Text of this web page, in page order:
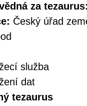
za
Český úřad
služba
dat
tezaurus